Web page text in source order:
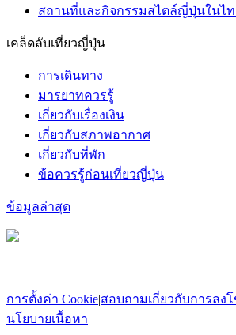
สถานที่และกิจกรรมสไตล์ญี่ปุ่นในไท
เคล็ดลับเที่ยวญี่ปุ่น
การเดินทาง
มารยาทควรรู้
เกี่ยวกับเรื่องเงิน
เกี่ยวกับสภาพอากาศ
เกี่ยวกับที่พัก
ข้อควรรู้ก่อนเที่ยวญี่ปุ่น
ข้อมูลล่าสุด
การตั้งค่า Cookie|สอบถามเกี่ยวกับการลง
นโยบายเนื้อหา